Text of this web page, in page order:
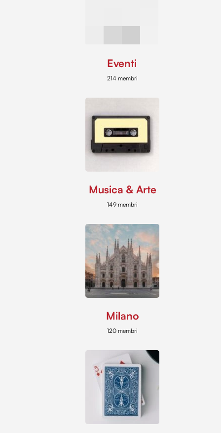
Eventi
214 membri
Musica & Arte
149 membri
Milano
120 membri